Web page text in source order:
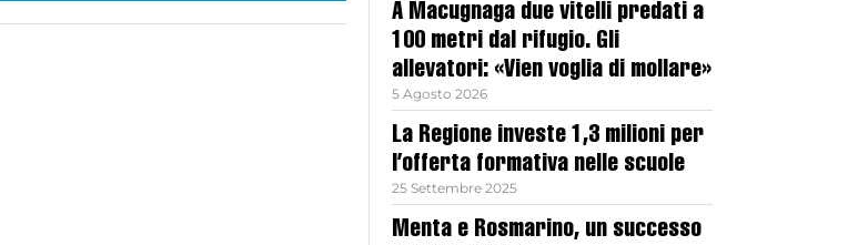
A Macugnaga due vitelli predati a
100 metri dal rifugio. Gli
allevatori: «Vien voglia di mollare»
5 Agosto 2026
La Regione investe 1,3 milioni per
l’offerta formativa nelle scuole
25 Settembre 2025
Menta e Rosmarino, un successo